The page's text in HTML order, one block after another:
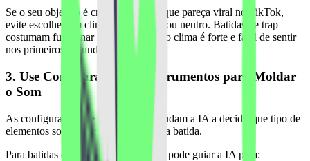
Se o seu objetivo é criar uma batida que pareça viral no TikTok,
evite escolher um clima muito suave ou neutro. Batidas de trap
costumam funcionar melhor quando o clima é forte e fácil de sentir
nos primeiros segundos.
3. Use Configurações de Instrumentos para Moldar
o Som
As configurações de instrumentos ajudam a IA a decidir que tipo de
elementos sonoros devem aparecer na batida.
Para batidas de trap do TikTok, você pode guiar a IA para: